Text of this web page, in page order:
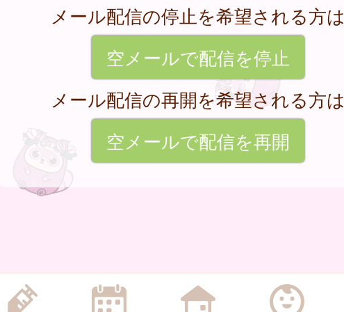
メール配信の停止を希望される方は
空メールで配信を停止
メール配信の再開を希望される方は
空メールで配信を再開